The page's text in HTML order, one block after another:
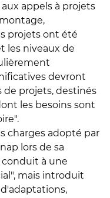
appels à projets
projets ont été
les niveaux de
devront
projets, destinés
les besoins sont
charges adopté par
lors de sa
conduit à une
mais introduit